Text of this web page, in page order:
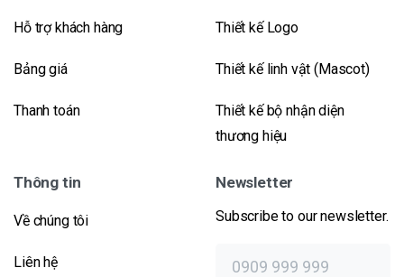
Hỗ trợ khách hàng
Bảng giá
Thanh toán
Thiết kế Logo
Thiết kế linh vật (Mascot)
Thiết kế bộ nhận diện
thương hiệu
Thông tin
Về chúng tôi
Liên hệ
Newsletter
Subscribe to our newsletter.